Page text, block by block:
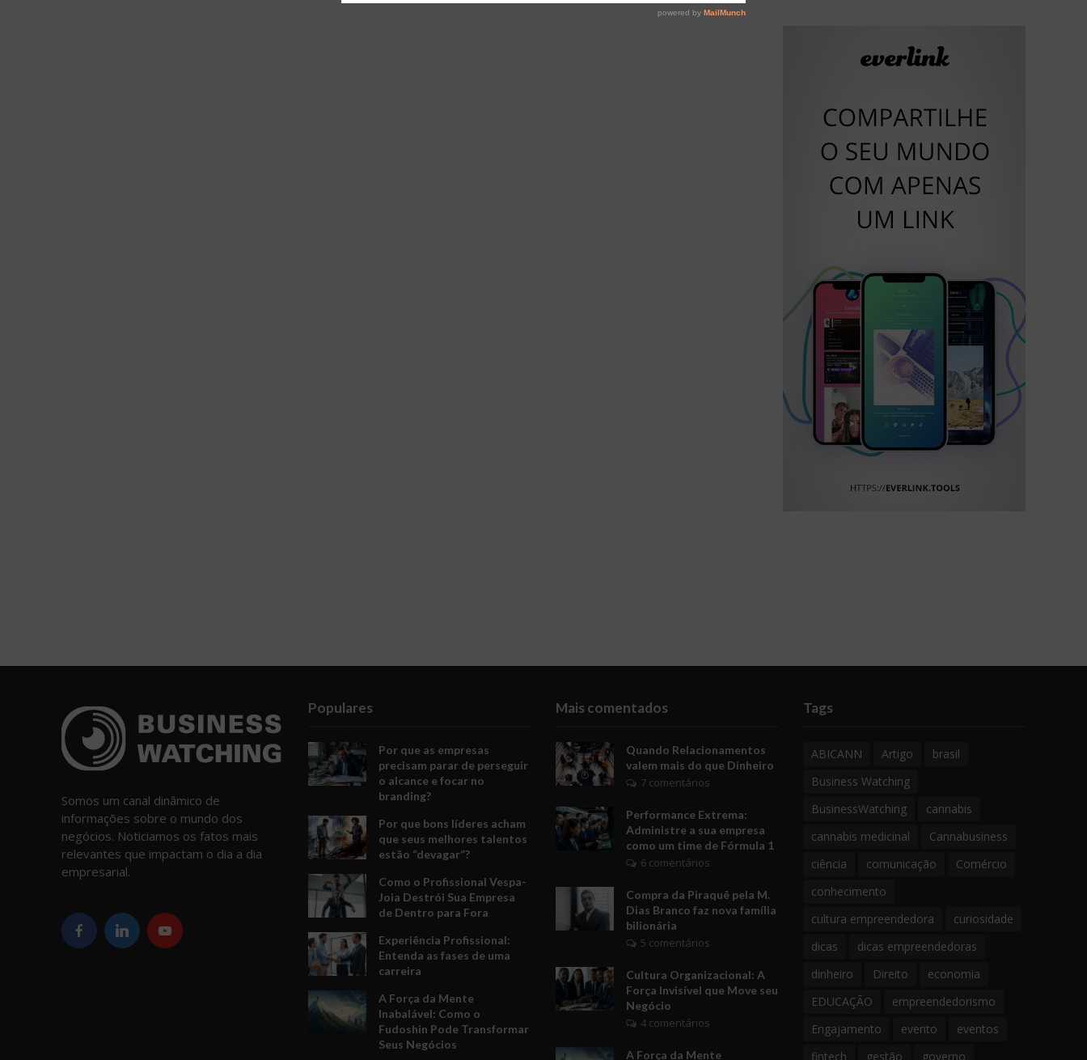
Somos um canal dinâmico de
informações sobre o mundo dos
negócios. Noticiamos os fatos mais
relevantes que impactam o dia a dia
empresarial.
Populares
Por que as empresas
precisam parar de perseguir
o alcance e focar no
branding?
Por que bons líderes acham
que seus melhores talentos
estão “devagar”?
Como o Profissional Vespa-
Joia Destrói Sua Empresa
de Dentro para Fora
Experiência Profissional:
Entenda as fases de uma
carreira
A Força da Mente
Inabalável: Como o
Fudoshin Pode Transformar
Seus Negócios
Mais comentados
Quando Relacionamentos
valem mais do que Dinheiro
7 comentários
Performance Extrema:
Administre a sua empresa
como um time de Fórmula 1
6 comentários
Compra da Piraquê pela M.
Dias Branco faz nova família
bilionária
5 comentários
Cultura Organizacional: A
Força Invisível que Move seu
Negócio
4 comentários
A Força da Mente
Tags
ABICANN Artigo
brasil
Business Watching
BusinessWatching
cannabis
cannabis medicinal
Cannabusiness
ciência
comunicação
Comércio
conhecimento
cultura empreendedora
curiosidade
dicas
dicas empreendedoras
dinheiro
Direito
economia
EDUCAÇÃO
empreendedorismo
Engajamento
evento
eventos
fintech
gestão governo